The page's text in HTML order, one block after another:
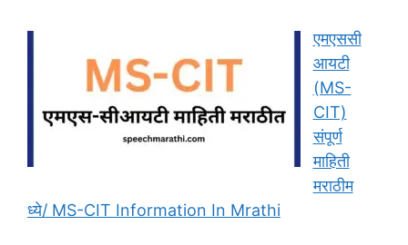
एमएससी
आयटी
(MS-
CIT)
संपूर्ण
माहिती
मराठीम
ध्ये/ MS-CIT Information In Mrathi